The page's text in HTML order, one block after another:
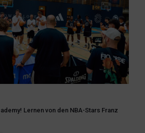
Lernen von den NBA-Stars Franz